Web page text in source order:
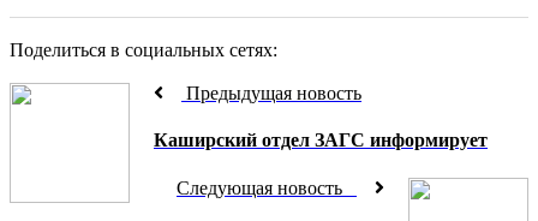
Поделиться в социальных сетях:
Предыдущая новость
Каширский отдел ЗАГС информирует
Следующая новость